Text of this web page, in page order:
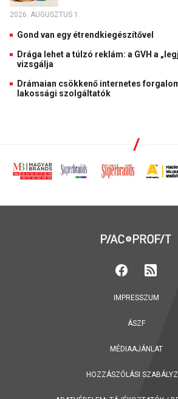
2026. AUGUSZTUS 1.
Gond van egy étrendkiegészítővel
Drága lehet a túlzó reklám: a GVH a
vizsgálja
Drámaian csökkenő internetes
lakossági szolgáltatók
IMPRESSZUM
ÁSZF
MÉDIAAJÁNLAT
HOZZÁSZÓLÁSI